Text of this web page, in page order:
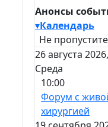
Анонсы
▾Календарь
Не
26 августа
Среда
10:00
Форум с
хирургией